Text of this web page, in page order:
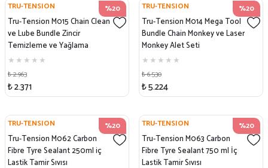
%20
TRU-TENSION
Tru-Tension M015 Chain Clean
ve Lube Bundle Zincir
Temizleme ve Yağlama
₺ 2.963
₺ 2.371
%20
TRU-TENSION
Tru-Tension M014 Mega Tool
Bundle Chain Monkey ve Laser
Monkey Alet Seti
₺ 6.530
₺ 5.224
%20
TRU-TENSION
Tru-Tension M062 Carbon
Fibre Tyre Sealant 250ml iç
Lastik Tamir Sıvısı
%20
TRU-TENSION
Tru-Tension M063 Carbon
Fibre Tyre Sealant 750 ml İç
Lastik Tamir Sıvısı